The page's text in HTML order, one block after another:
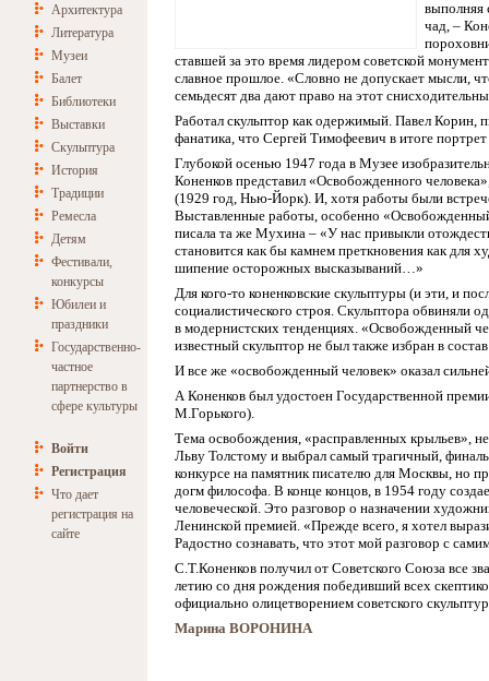
Архитектура
Литература
Музеи
Балет
Библиотеки
Выставки
Скульптура
История
Традиции
Ремесла
Детям
Фестивали,
конкурсы
Юбилеи и
праздники
Государственно-
частное
партнерство в
сфере культуры
Войти
Регистрация
Что дает
регистрация на
сайте
выполняя
чад, –
ставшей за это время лидером советской
славное прошлое. «Словно не допускает мысли,
семьдесят два дают право на этот
Работал скульптор как одержимый. Павел Корин,
фанатика, что Сергей Тимофеевич в итоге
Глубокой осенью 1947 года в Музее
Коненков представил «Освобожденного
(1929 год, Нью-Йорк). И, хотя работы были
Выставленные работы, особенно
писала та же Мухина – «У нас привыкли
становится как бы камнем преткновения как для
шипение осторожных высказываний…»
Для кого-то коненковские скульптуры (и эти, и
социалистического строя. Скульптора обвиняли
в модернистских тенденциях. «Освобожденный
известный скульптор не был также избран в
И все же «освобожденный человек» оказал
А Коненков был удостоен Государственной
М.Горького).
Тема освобождения, «расправленных крыльев»,
Льву Толстому и выбрал самый трагичный,
конкурсе на памятник писателю для Москвы, но
догм философа. В конце концов, в 1954 году
человеческой. Это разговор о назначении
Ленинской премией. «Прежде всего, я хотел
Радостно сознавать, что этот мой разговор с
С.Т.Коненков получил от Советского Союза все
летию со дня рождения победивший всех
официально олицетворением советского
Марина ВОРОНИНА